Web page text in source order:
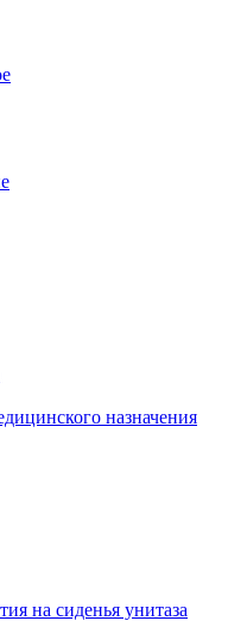
назначения
на сиденья унитаза